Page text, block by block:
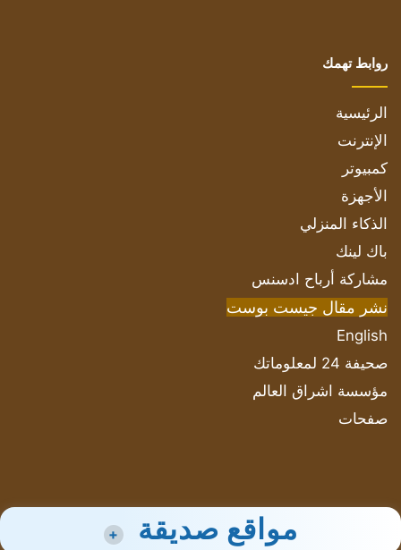
روابط تهمك
الرئيسية
الإنترنت
كمبيوتر
الأجهزة
الذكاء المنزلي
باك لينك
مشاركة أرباح ادسنس
نشر مقال جيست بوست
English
صحيفة 24 لمعلوماتك
مؤسسة اشراق العالم
صفحات
مواقع صديقة +